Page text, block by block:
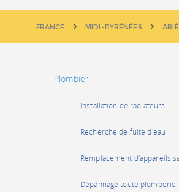
FRANCE MIDI-PYRÉNÉES
Plombier
Installation de radiateurs
Recherche de fuite d'eau
Remplacement d'appareils
Dépannage toute plomberie